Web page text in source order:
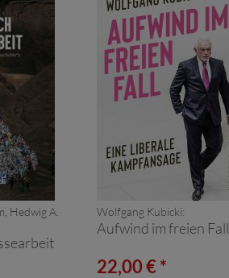
Hedwig A.
Wolfgang Kubicki:
Aufwind im freien Fall
22,00 € *